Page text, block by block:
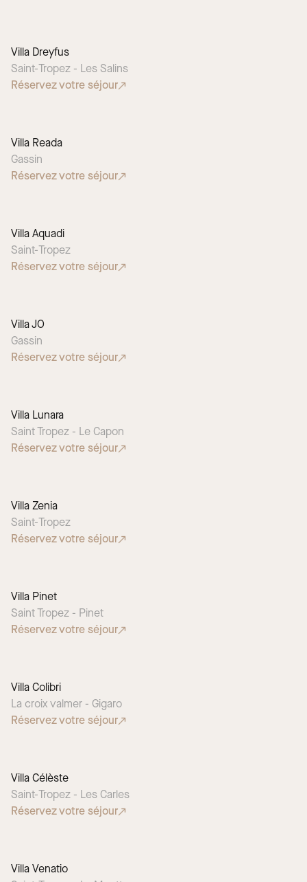
Villa Dreyfus
Saint-Tropez - Les Salins
Réservez votre séjour
Villa Reada
Gassin
Réservez votre séjour
Villa Aquadi
Saint-Tropez
Réservez votre séjour
Villa JO
Gassin
Réservez votre séjour
Villa Lunara
Saint Tropez - Le Capon
Réservez votre séjour
Villa Zenia
Saint-Tropez
Réservez votre séjour
Villa Pinet
Saint Tropez - Pinet
Réservez votre séjour
Villa Colibri
La croix valmer - Gigaro
Réservez votre séjour
Villa Célèste
Saint-Tropez - Les Carles
Réservez votre séjour
Villa Venatio